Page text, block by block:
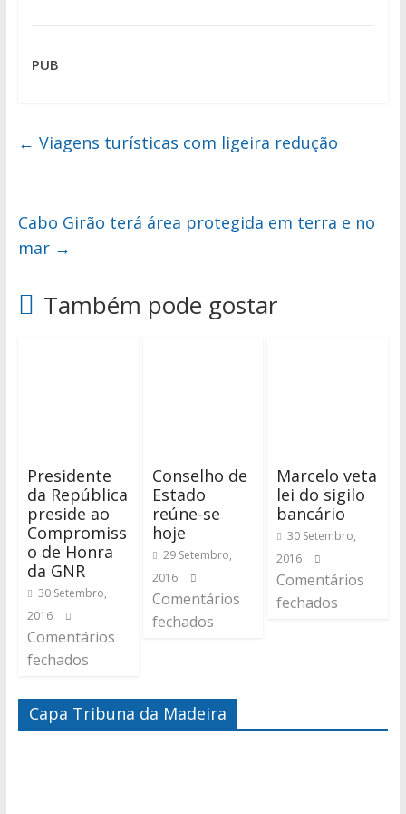
PUB
← Viagens turísticas com ligeira redução
Cabo Girão terá área protegida em terra e no
mar →
Também pode gostar
Presidente
da República
preside ao
Compromiss
o de Honra
da GNR
30 Setembro,
2016
Comentários
fechados
Conselho de
Estado
reúne-se
hoje
29 Setembro,
2016
Comentários
fechados
Marcelo veta
lei do sigilo
bancário
30 Setembro,
2016
Comentários
fechados
Capa Tribuna da Madeira